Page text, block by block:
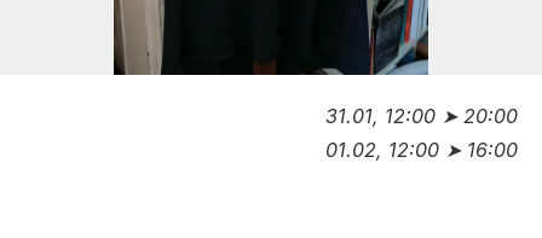
31.01, 12:00 ➤ 20:00
01.02, 12:00 ➤ 16:00